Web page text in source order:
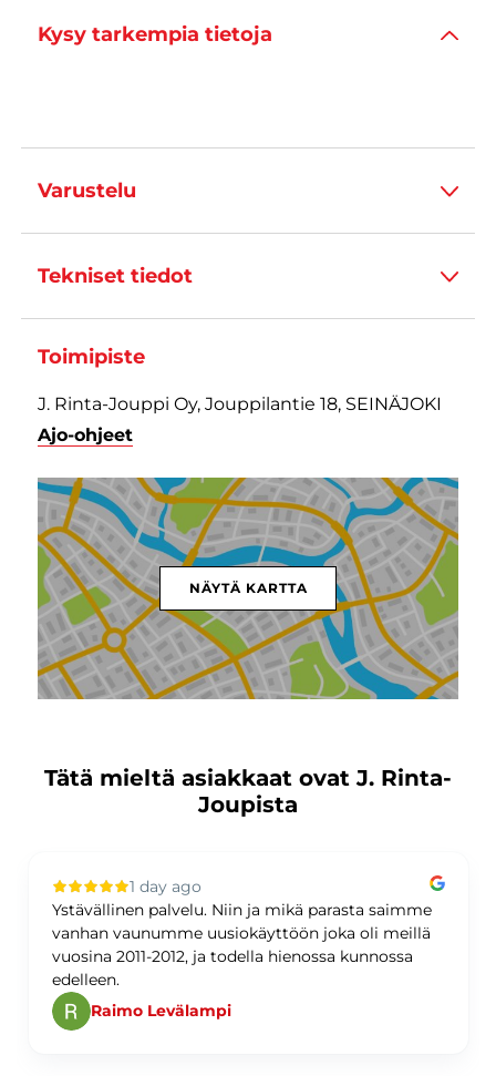
Kysy tarkempia tietoja
Varustelu
Tekniset tiedot
Toimipiste
J. Rinta-Jouppi Oy, Jouppilantie 18, SEINÄJOKI
Ajo-ohjeet
NÄYTÄ KARTTA
Tätä mieltä asiakkaat ovat J. Rinta-
Joupista
1 day ago
Ystävällinen palvelu. Niin ja mikä parasta saimme
vanhan vaunumme uusiokäyttöön joka oli meillä
vuosina 2011-2012, ja todella hienossa kunnossa
edelleen.
Raimo Levälampi